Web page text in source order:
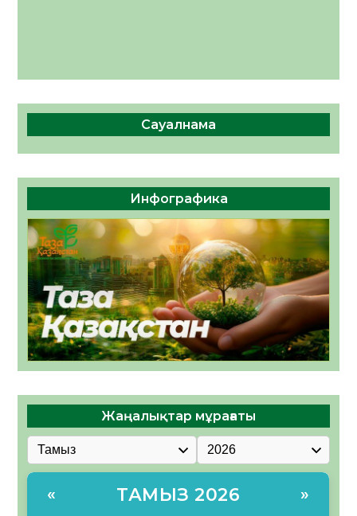
Сауалнама
Инфографика
Жаңалықтар мұрағаты
« ТАМЫЗ 2026 »